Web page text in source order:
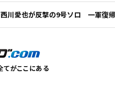
西川愛也が反撃の9号ソロ 一軍復